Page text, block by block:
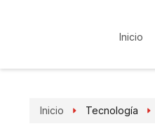
Inicio
Inicio Tecnología